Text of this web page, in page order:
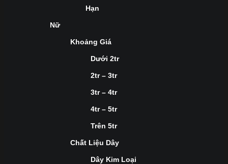
Hạn
Nữ
Khoảng Giá
Dưới 2tr
2tr – 3tr
3tr – 4tr
4tr – 5tr
Trên 5tr
Chất Liệu Dây
Dây Kim Loại